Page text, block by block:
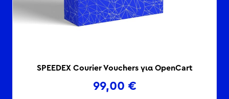
SPEEDEX Courier Vouchers για OpenCart
99,00 €